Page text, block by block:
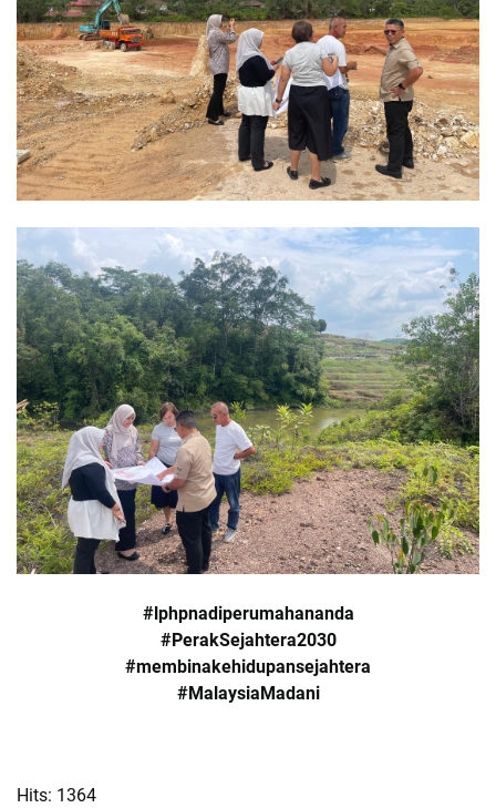
#lphpnadiperumahananda
#PerakSejahtera2030
#membinakehidupansejahtera
#MalaysiaMadani
Hits: 1364